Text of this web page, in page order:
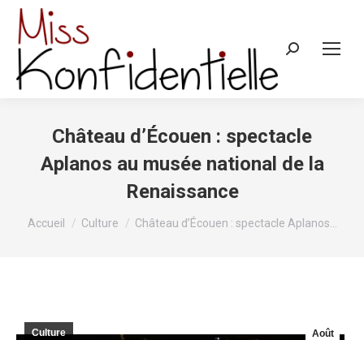
Recherche
Château d’Écouen : spectacle
Aplanos au musée national de la
Renaissance
Vous êtes ici :
Accueil Culture Château d’Écouen : spectacle Aplanos…
Août
Culture